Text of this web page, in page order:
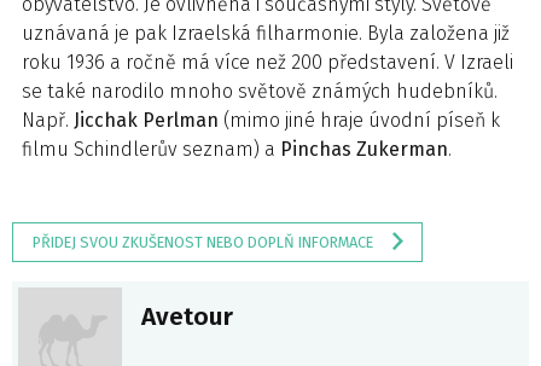
uznávaná je pak Izraelská filharmonie. Byla založena již
roku 1936 a ročně má více než 200 představení. V Izraeli
se také narodilo mnoho světově známých hudebníků.
Např. Jicchak Perlman (mimo jiné hraje úvodní píseň k
filmu Schindlerův seznam) a Pinchas Zukerman.
PŘIDEJ SVOU ZKUŠENOST NEBO DOPLŇ INFORMACE
Avetour